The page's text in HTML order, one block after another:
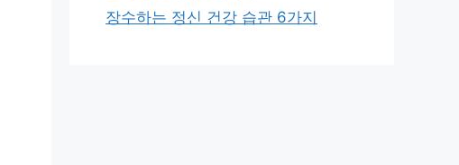
장수하는 정신 건강 습관 6가지